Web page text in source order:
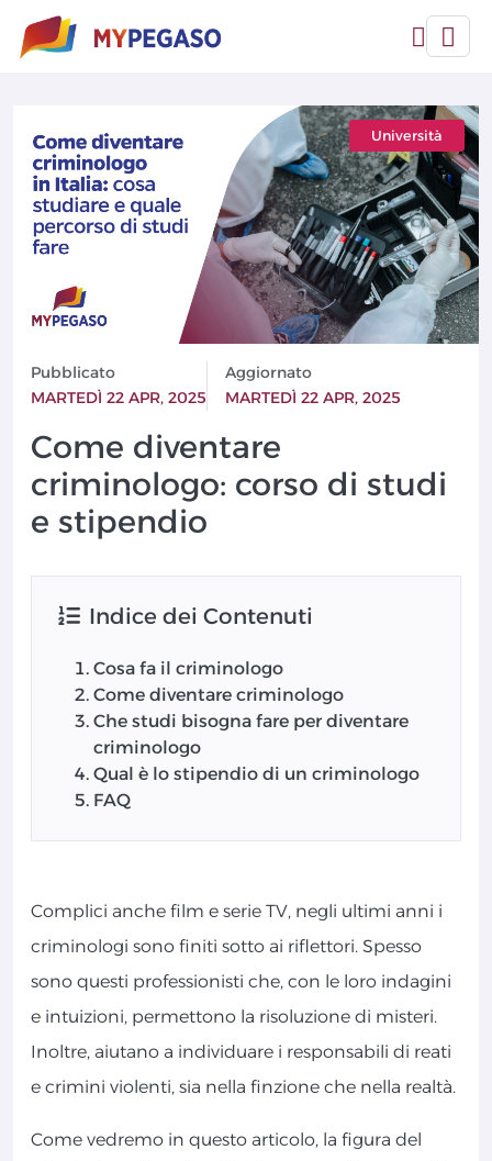
Università
Pubblicato
MARTEDÌ 22 APR, 2025
Aggiornato
MARTEDÌ 22 APR, 2025
Come diventare
criminologo: corso di studi
e stipendio
Indice dei Contenuti
Cosa fa il criminologo
Come diventare criminologo
Che studi bisogna fare per diventare
criminologo
Qual è lo stipendio di un criminologo
FAQ
Complici anche film e serie TV, negli ultimi anni i
criminologi sono finiti sotto ai riflettori. Spesso
sono questi professionisti che, con le loro indagini
e intuizioni, permettono la risoluzione di misteri.
Inoltre, aiutano a individuare i responsabili di reati
e crimini violenti, sia nella finzione che nella realtà.
Come vedremo in questo articolo, la figura del